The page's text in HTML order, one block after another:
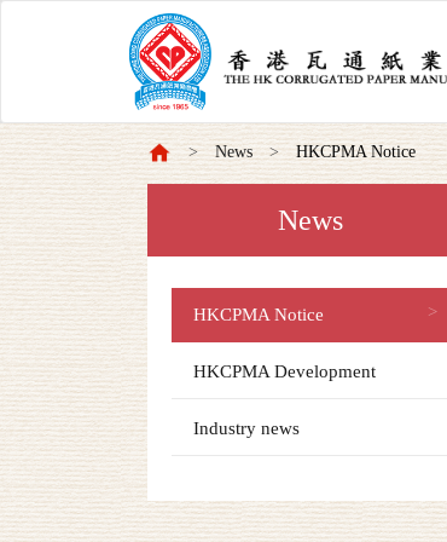
News HKCPMA Notice
News
HKCPMA Notice
HKCPMA Development
Industry news